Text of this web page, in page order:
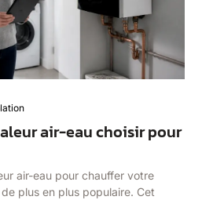
air-eau choisir pour
air-eau pour chauffer votre
plus en plus populaire. Cet